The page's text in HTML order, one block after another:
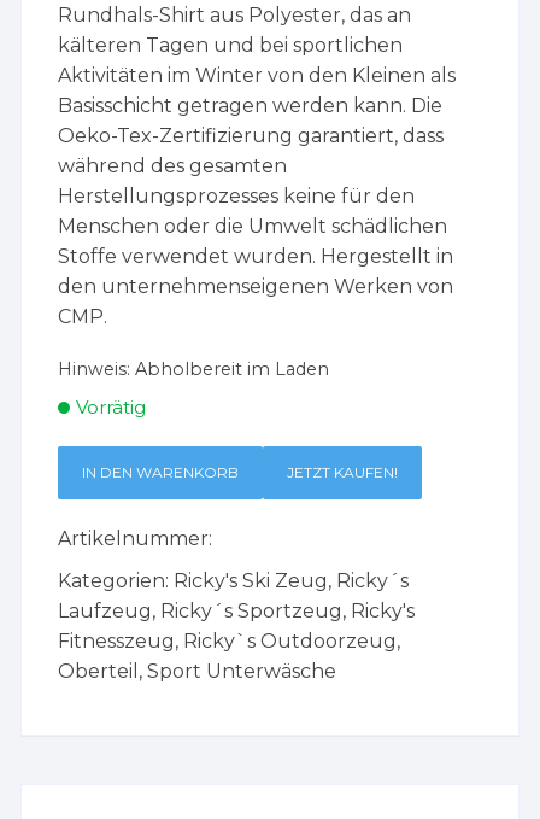
Rundhals-Shirt aus Polyester, das an
kälteren Tagen und bei sportlichen
Aktivitäten im Winter von den Kleinen als
Basisschicht getragen werden kann. Die
Oeko-Tex-Zertifizierung garantiert, dass
während des gesamten
Herstellungsprozesses keine für den
Menschen oder die Umwelt schädlichen
Stoffe verwendet wurden. Hergestellt in
den unternehmenseigenen Werken von
CMP.
Hinweis:Abholbereit im Laden
Vorrätig
IN DEN WARENKORB JETZT KAUFEN!
Artikelnummer:
Kategorien: Ricky's Ski Zeug, Ricky´s
Laufzeug, Ricky´s Sportzeug, Ricky's
Fitnesszeug, Ricky`s Outdoorzeug,
Oberteil ,Sport Unterwäsche